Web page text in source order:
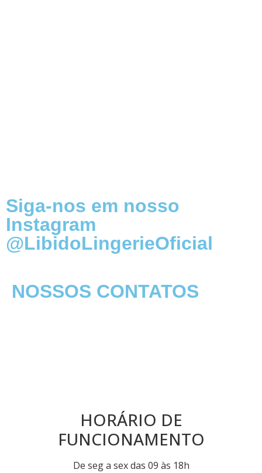
Siga-nos em nosso
Instagram
@LibidoLingerieOficial
NOSSOS CONTATOS
HORÁRIO DE
FUNCIONAMENTO
De seg a sex das 09 às 18h